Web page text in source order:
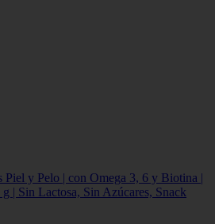
Piel y Pelo | con Omega 3, 6 y Biotina |
| Sin Lactosa, Sin Azúcares, Snack